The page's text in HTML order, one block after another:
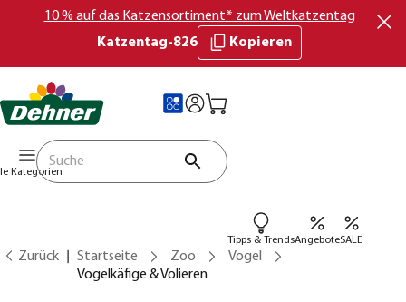
10 % auf das Katzensortiment* zum Weltkatzentag
Katzentag-826
Kopieren
Kategorien
Tipps & TrendsAngeboteSALE
Zurück Startseite Zoo
Vogel
Vogelkäfige & Volieren